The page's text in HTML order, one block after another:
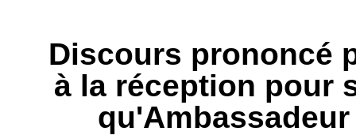
Discours prononcé
à la réception pour